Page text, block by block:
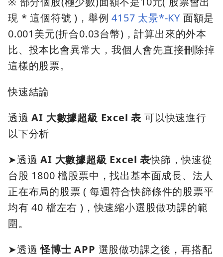
現 * 這個符號 )，舉例4157 太景*-KY 面額是
0.001美元(折合0.03台幣)，計算出來的外本
比、投本比會異常大，我個人會先直接刪除掉
這樣的股票。
快速結論
透過AI 大數據超級 Excel 表可以快速進行
以下分析
➤透過AI 大數據超級 Excel 表快篩，快速從
台股 1800 檔股票中，找出基本面成長、法人
正在布局的股票 ( 每週符合快篩條件的股票平
均有 40 檔左右 )，快速縮小選股做功課的範
圍。
➤透過怪博士 APP 選股做功課之後，再搭配